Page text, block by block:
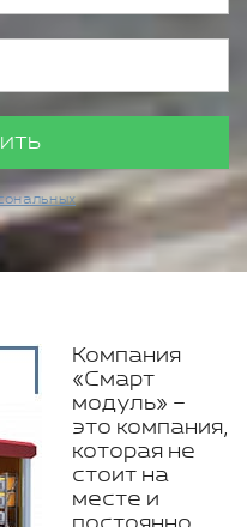
Компания
«Смарт
модуль» –
это компания,
которая не
стоит на
месте и